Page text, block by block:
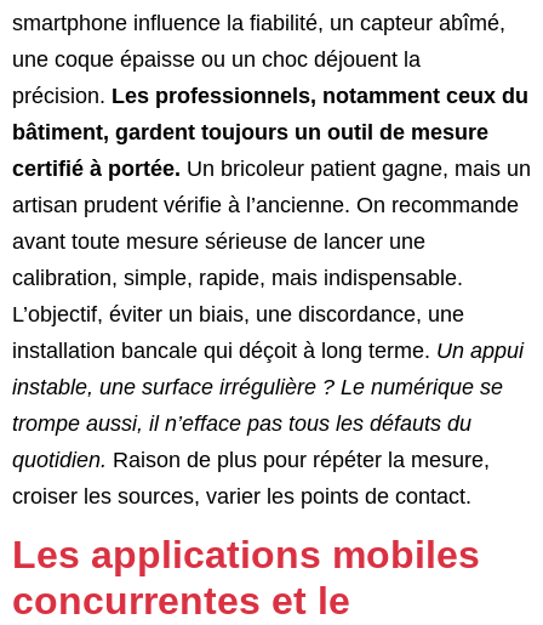
smartphone influence la fiabilité, un capteur abîmé,
une coque épaisse ou un choc déjouent la
précision. Les professionnels, notamment ceux du
bâtiment, gardent toujours un outil de mesure
certifié à portée. Un bricoleur patient gagne, mais un
artisan prudent vérifie à l’ancienne. On recommande
avant toute mesure sérieuse de lancer une
calibration, simple, rapide, mais indispensable.
L’objectif, éviter un biais, une discordance, une
installation bancale qui déçoit à long terme. Un appui
instable, une surface irrégulière ? Le numérique se
trompe aussi, il n’efface pas tous les défauts du
quotidien. Raison de plus pour répéter la mesure,
croiser les sources, varier les points de contact.
Les applications mobiles
concurrentes et le